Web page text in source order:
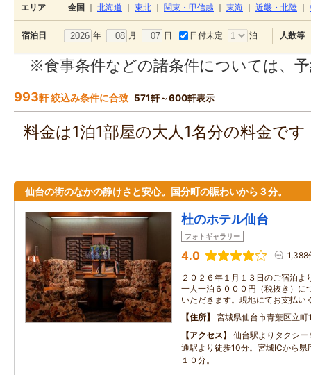
エリア 全国 北海道 東北 関東・甲信越 東海 近畿・北陸
宿泊日 年 月 日 日付未定 泊 人数等
※食事条件などの諸条件については、
993軒 絞込み条件に合致 571軒～600軒表示
料金は1泊1部屋の大人1名分の料金で
仙台の街のなかの静けさと安心。国分町の賑わいから３分。
杜のホテル仙台
フォトギャラリー
4.0 1,388
２０２６年１月１３日のご宿泊よ
一人一泊６０００円（税抜き）に
いただきます。現地にてお支払い
住所
宮城県仙台市青葉区立
アクセス
仙台駅よりタクシ
通駅より徒歩10分。宮城ICから県
１０分。